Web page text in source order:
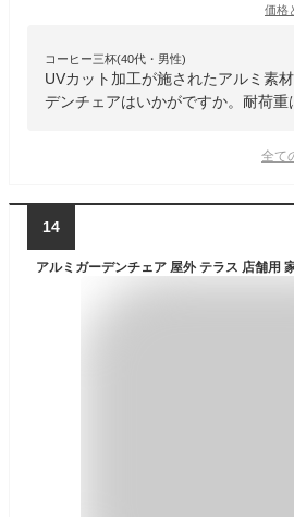
価格
コーヒー三杯(40代・男性)
UVカット加工が施されたアルミ素
デンチェアはいかがですか。耐荷重
全て
14
アルミガーデンチェア 屋外 テラス 店舗用